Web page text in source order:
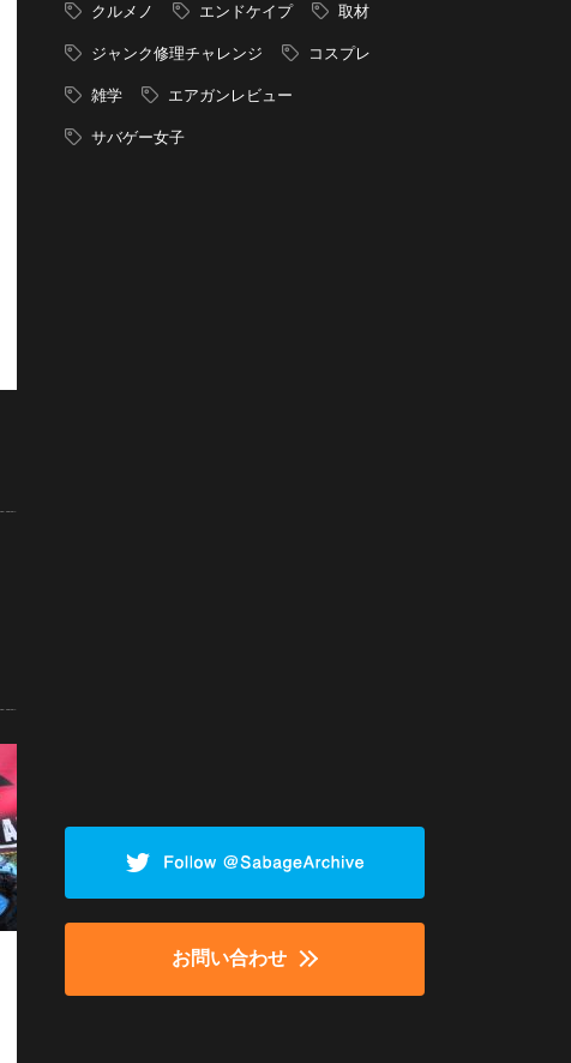
クルメノ エンドケイプ 取材
ジャンク修理チャレンジ コスプレ
雑学 エアガンレビュー
サバゲー女子
お問い合わせ